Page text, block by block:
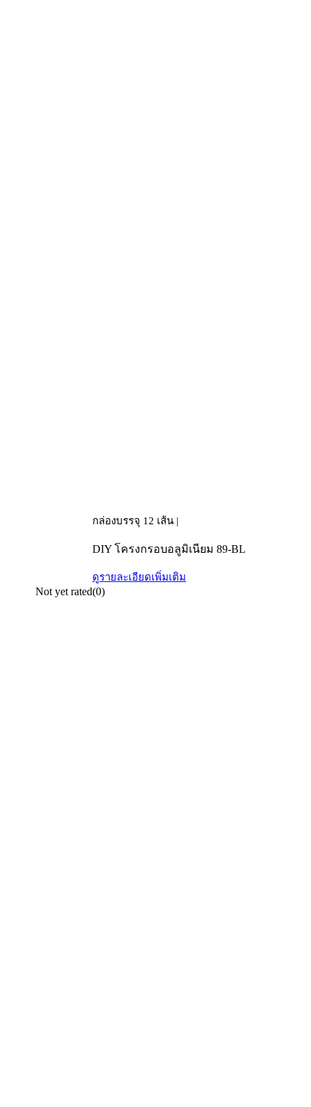
กล่องบรรจุ 12 เส้น |
DIY โครงกรอบอลูมิเนียม 89-BL
ดูรายละเอียดเพิ่มเติม
Not yet rated(0)